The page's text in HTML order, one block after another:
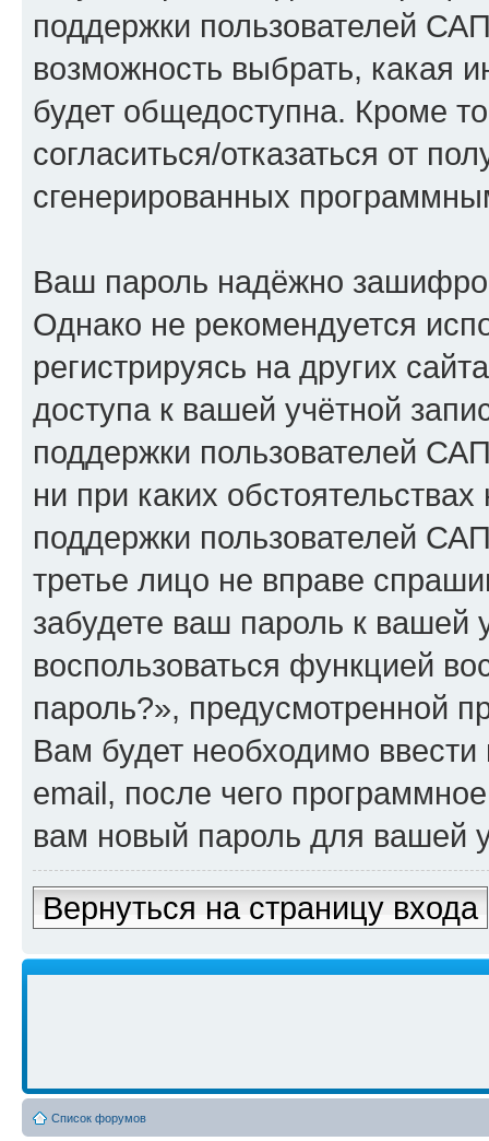
поддержки пользователей
возможность выбрать, какая
будет общедоступна. Кроме
согласиться/отказаться от
сгенерированных
Ваш пароль надёжно
Однако не рекомендуется
регистрируясь на других
доступа к вашей учётной
поддержки пользователей
ни при каких
поддержки пользователей
третье лицо не вправе
забудете ваш пароль к вашей
воспользоваться функцией
пароль?», предусмотренной
Вам будет необходимо
email, после чего
вам новый пароль для вашей
Вернуться на страницу входа
Список форумов